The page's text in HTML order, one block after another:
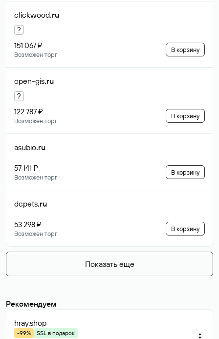
clickwood.ru
?
151 067 ₽
Возможен торг
В корзину
open-gis.ru
?
122 787 ₽
Возможен торг
В корзину
asubio.ru
57 141 ₽
Возможен торг
В корзину
dcpets.ru
53 298 ₽
Возможен торг
В корзину
Показать еще
Рекомендуем
hray.shop
-99%
SSL в подарок